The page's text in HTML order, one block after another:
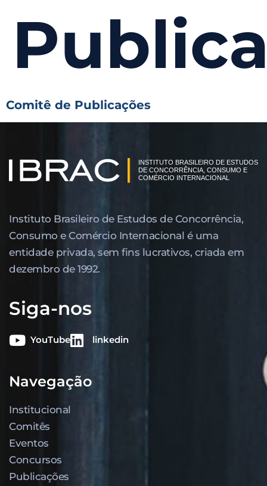
Comitê de Publicações
Instituto Brasileiro de Estudos de Concor­rência,
Consumo e Comércio Internacional é uma
entidade privada, sem fins lucrativos, criada em
dezembro de 1992.
Siga-nos
YouTube linkedin
Navegação
Institucional
Comitês
Eventos
Concursos
Publicações